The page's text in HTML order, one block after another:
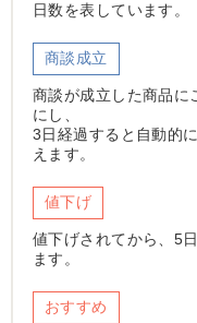
日数を表しています。
商談成立
商談が成立した商品に
にし、
3日経過すると自動的
えます。
値下げ
値下げされてから、5
ます。
おすすめ